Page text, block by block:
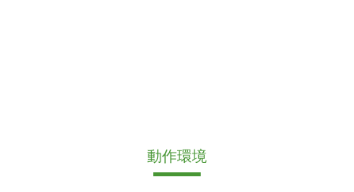
動作環境